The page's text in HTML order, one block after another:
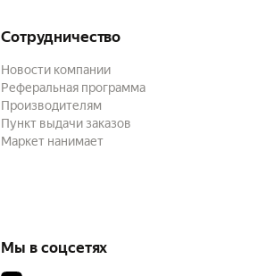
Сотрудничество
Новости компании
Реферальная программа
Производителям
Пункт выдачи заказов
Маркет нанимает
Мы в соцсетях